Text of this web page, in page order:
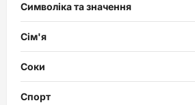
Символіка та значення
Сім'я
Соки
Спорт